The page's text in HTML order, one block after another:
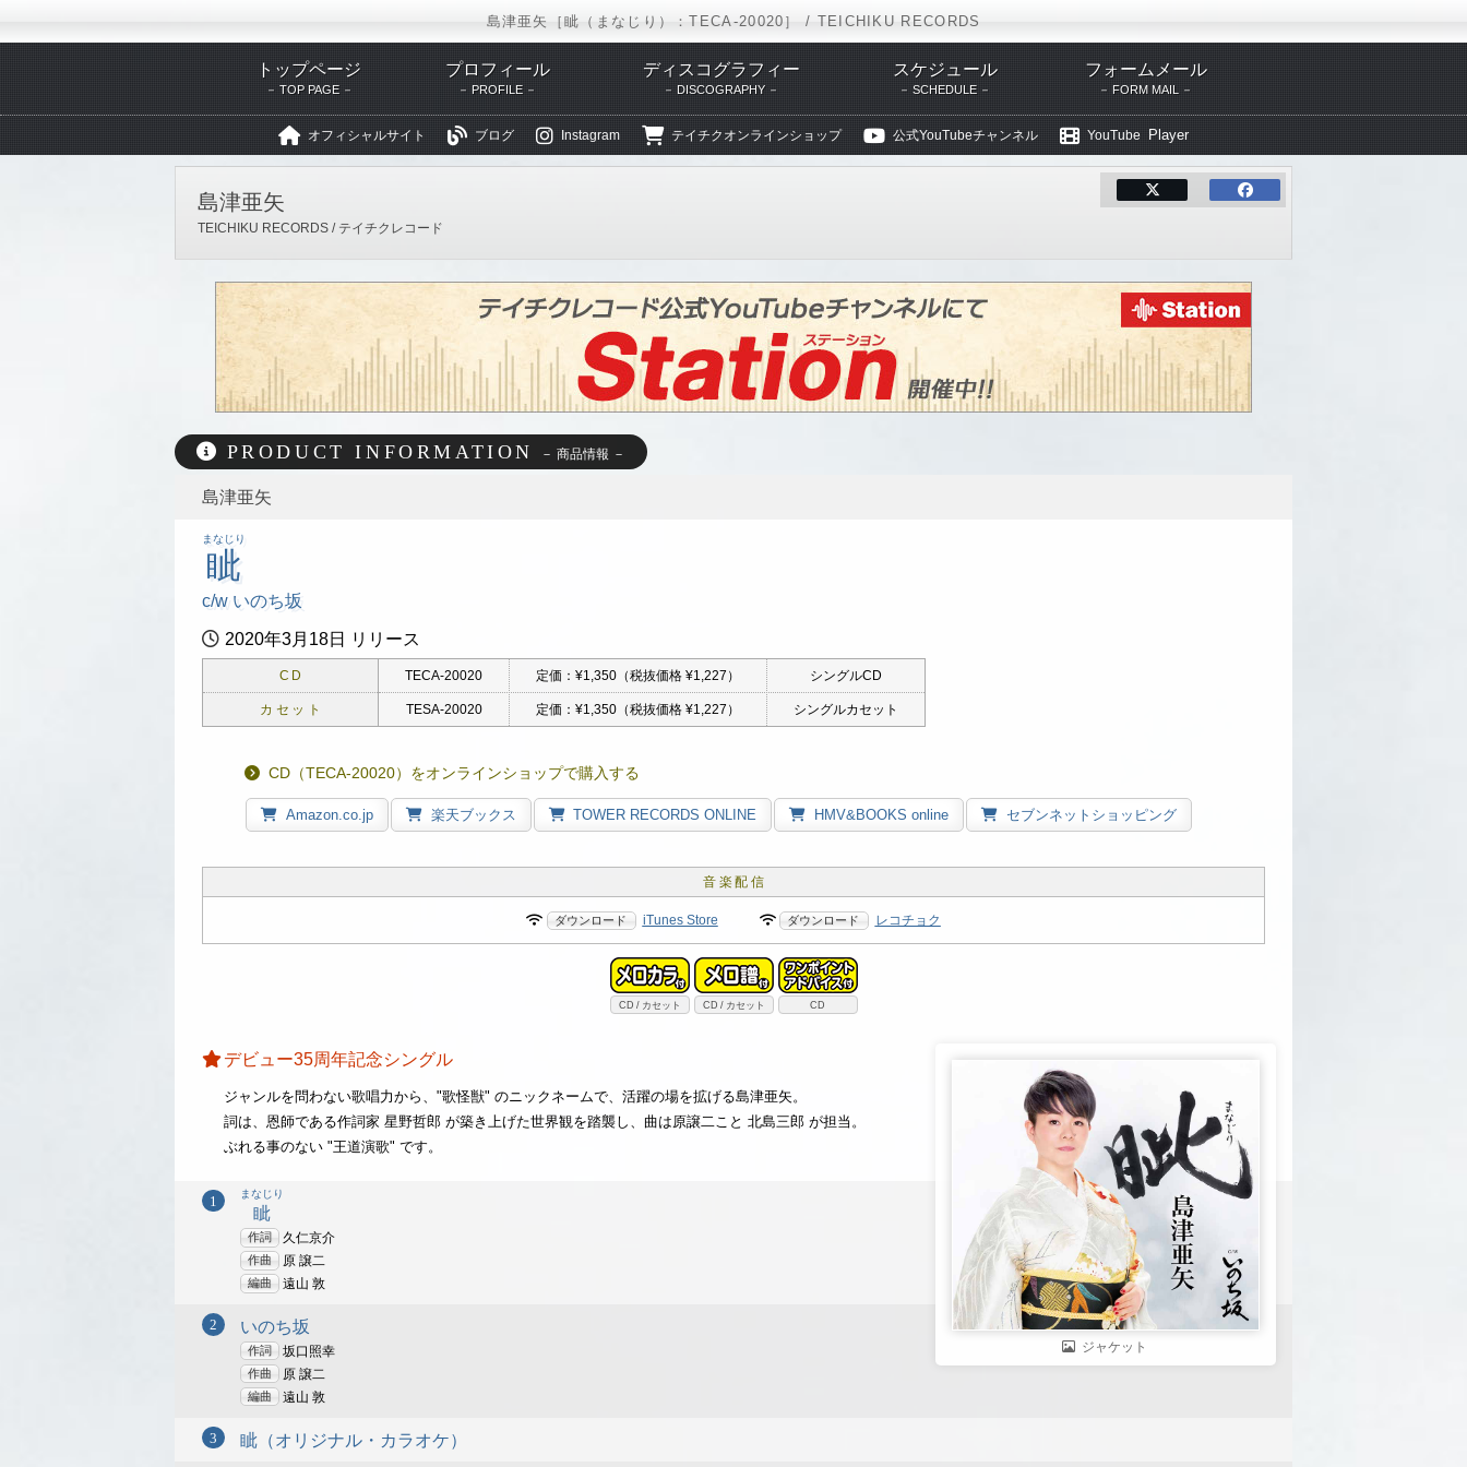
島津亜矢［眦（まなじり）：TECA-20020］ / TEICHIKU RECORDS
トップページ
TOP PAGE
プロフィール
PROFILE
ディスコグラフィー
DISCOGRAPHY
スケジュール
SCHEDULE
フォームメール
FORM MAIL
オフィシャルサイト ブログ Instagram テイチクオンラインショップ 公式YouTubeチャンネル YouTube Player
TECA-20020
島津亜矢
TEICHIKU RECORDS / テイチクレコード
PRODUCT INFORMATION
島津亜矢
眦
まなじり
c/w いのち坂
2020年3月18日 リリース
CD TECA-20020 定価：¥1,350（税抜価格 ¥1,227） シングルCD
カセット TESA-20020 定価：¥1,350（税抜価格 ¥1,227） シングルカセット
CD（TECA-20020）をオンラインショップで購入する
Amazon.co.jp 楽天ブックス TOWER RECORDS ONLINE HMV&BOOKS online セブンネットショッピング
iTunes Store レコチョク
CD カセット CD カセット CD
ジャケット
デビュー35周年記念シングル
ジャンルを問わない歌唱力から、"歌怪獣" のニックネームで、活躍の場を拡げる島津亜矢。
詞は、恩師である作詞家 星野哲郎 が築き上げた世界観を踏襲し、曲は原譲二こと 北島三郎 が担当。
ぶれる事のない "王道演歌" です。
眦
まなじり
作詞 久仁京介
作曲 原 譲二
編曲 遠山 敦
いのち坂
作詞 坂口照幸
作曲 原 譲二
編曲 遠山 敦
眦（オリジナル・カラオケ）